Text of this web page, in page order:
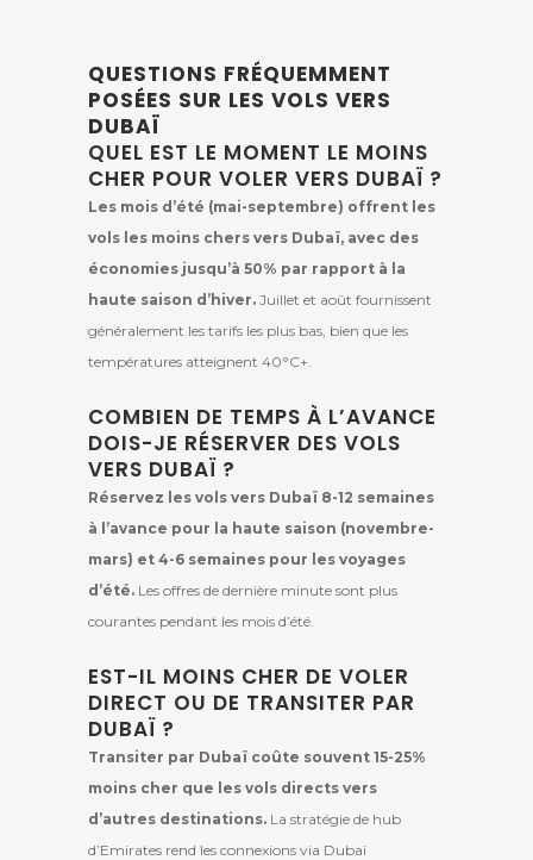
QUESTIONS FRÉQUEMMENT
POSÉES SUR LES VOLS VERS
DUBAÏ
QUEL EST LE MOMENT LE MOINS
CHER POUR VOLER VERS DUBAÏ ?
Les mois d’été (mai-septembre) offrent les
vols les moins chers vers Dubaï, avec des
économies jusqu’à 50% par rapport à la
haute saison d’hiver. Juillet et août fournissent
généralement les tarifs les plus bas, bien que les
températures atteignent 40°C+.
COMBIEN DE TEMPS À L’AVANCE
DOIS-JE RÉSERVER DES VOLS
VERS DUBAÏ ?
Réservez les vols vers Dubaï 8-12 semaines
à l’avance pour la haute saison (novembre-
mars) et 4-6 semaines pour les voyages
d’été. Les offres de dernière minute sont plus
courantes pendant les mois d’été.
EST-IL MOINS CHER DE VOLER
DIRECT OU DE TRANSITER PAR
DUBAÏ ?
Transiter par Dubaï coûte souvent 15-25%
moins cher que les vols directs vers
d’autres destinations. La stratégie de hub
d’Emirates rend les connexions via Dubaï